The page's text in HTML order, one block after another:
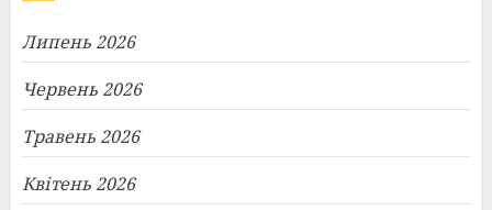
Липень 2026
Червень 2026
Травень 2026
Квітень 2026